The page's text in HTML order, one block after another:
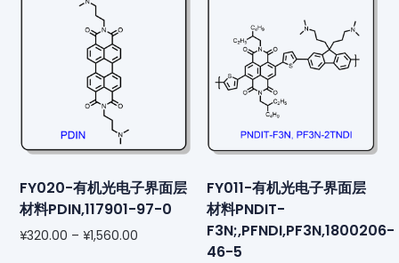
FY020-有机光电子界面层
材料PDIN,117901-97-0
¥320.00 – ¥1,560.00
FY011-有机光电子界面层
材料PNDIT-
F3N;,PFNDI,PF3N,1800206-
46-5